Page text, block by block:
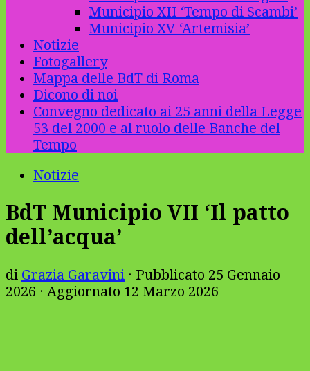
Municipio XII ‘Tempo di Scambi’
Municipio XV ‘Artemisia’
Notizie
Fotogallery
Mappa delle BdT di Roma
Dicono di noi
Convegno dedicato ai 25 anni della Legge
53 del 2000 e al ruolo delle Banche del
Tempo
Notizie
BdT Municipio VII ‘Il patto
dell’acqua’
di Grazia Garavini · Pubblicato 25 Gennaio
2026 · Aggiornato 12 Marzo 2026